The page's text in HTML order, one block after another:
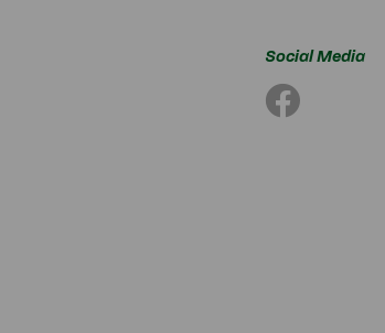
Social Media